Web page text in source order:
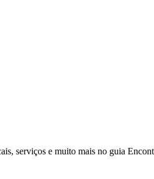
serviços e muito mais no guia